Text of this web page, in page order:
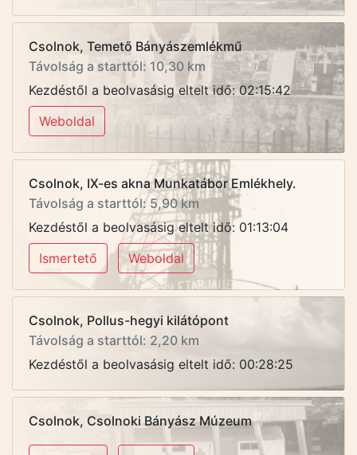
Csolnok, Temető Bányászemlékmű
Távolság a starttól: 10,30 km
Kezdéstől a beolvasásig eltelt idő: 02:15:42
Weboldal
Csolnok, IX-es akna Munkatábor Emlékhely.
Távolság a starttól: 5,90 km
Kezdéstől a beolvasásig eltelt idő: 01:13:04
Ismertető
Weboldal
Csolnok, Pollus-hegyi kilátópont
Távolság a starttól: 2,20 km
Kezdéstől a beolvasásig eltelt idő: 00:28:25
Csolnok, Csolnoki Bányász Múzeum